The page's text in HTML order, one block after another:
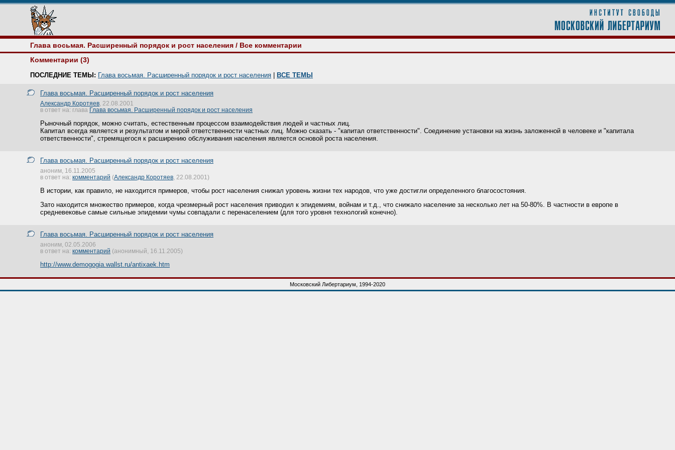
Глава восьмая. Расширенный порядок и рост населения / Все комментарии
Комментарии (3)
ПОСЛЕДНИЕ ТЕМЫ: Глава восьмая. Расширенный порядок и рост населения ВСЕ ТЕМЫ
Глава восьмая. Расширенный порядок и рост населения
Александр Коротяев , 22.08.2001
в ответ на: глава Глава восьмая. Расширенный порядок и рост населения
Рыночный порядок, можно считать, естественным процессом взаимодействия людей и частных лиц.
Капитал всегда является и результатом и мерой ответственности частных лиц. Можно сказать - "капитал ответственности". Соединение установки на жизнь заложенной в человеке и "капитала
ответственности", стремящегося к расширению обслуживания населения является основой роста населения.
Глава восьмая. Расширенный порядок и рост населения
аноним, 16.11.2005
в ответ на: комментарий (Александр Коротяев , 22.08.2001)
В истории, как правило, не находится примеров, чтобы рост населения снижал уровень жизни тех народов, что уже достигли определенного благосостояния.
Зато находится множество примеров, когда чрезмерный рост населения приводил к эпидемиям, войнам и т.д., что снижало население за несколько лет на 50-80%. В частности в европе в
средневековье самые сильные эпидемии чумы совпадали с перенаселением (для того уровня технологий конечно).
Глава восьмая. Расширенный порядок и рост населения
аноним, 02.05.2006
в ответ на: комментарий (анонимный, 16.11.2005)
http://www.demogogia.wallst.ru/antixaek.htm
Московский Либертариум, 1994-2020